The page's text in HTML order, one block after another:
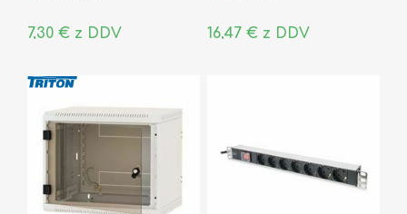
7,30 € z DDV 16,47 € z DDV